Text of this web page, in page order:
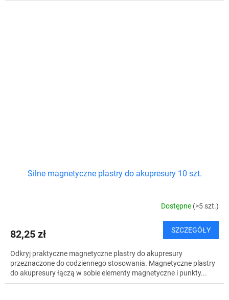
Silne magnetyczne plastry do akupresury 10 szt.
Dostępne (>5 szt.)
82,25 zł SZCZEGÓŁY
Odkryj praktyczne magnetyczne plastry do akupresury
przeznaczone do codziennego stosowania. Magnetyczne plastry
do akupresury łączą w sobie elementy magnetyczne i punkty...